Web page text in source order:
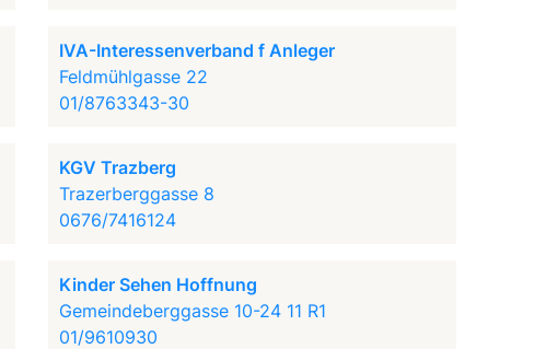
IVA-Interessenverband f Anleger
Feldmühlgasse 22
01/8763343-30
KGV Trazberg
Trazerberggasse 8
0676/7416124
Kinder Sehen Hoffnung
Gemeindeberggasse 10-24 11 R1
01/9610930